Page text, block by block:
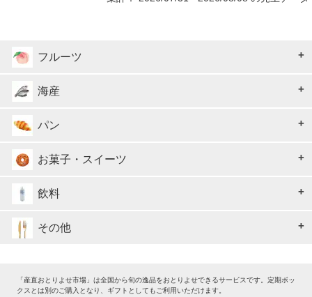
フルーツ
海産
パン
お菓子・スイーツ
飲料
その他
「産直おとりよせ市場」は全国から旬の逸品をおとりよせできるサービスです。定期ボッ
クスとは別のご購入となり、ギフトとしてもご利用いただけます。